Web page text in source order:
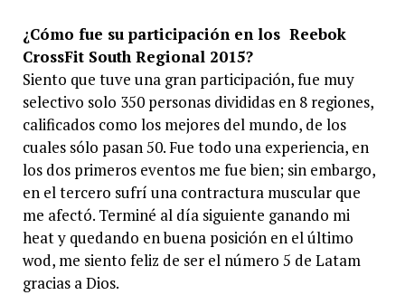
¿Cómo fue su participación en los Reebok
CrossFit South Regional 2015?
Siento que tuve una gran participación, fue muy
selectivo solo 350 personas divididas en 8 regiones,
calificados como los mejores del mundo, de los
cuales sólo pasan 50. Fue todo una experiencia, en
los dos primeros eventos me fue bien; sin embargo,
en el tercero sufrí una contractura muscular que
me afectó. Terminé al día siguiente ganando mi
heat y quedando en buena posición en el último
wod, me siento feliz de ser el número 5 de Latam
gracias a Dios.